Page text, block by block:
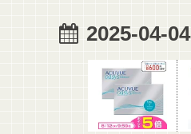
2025-04-04